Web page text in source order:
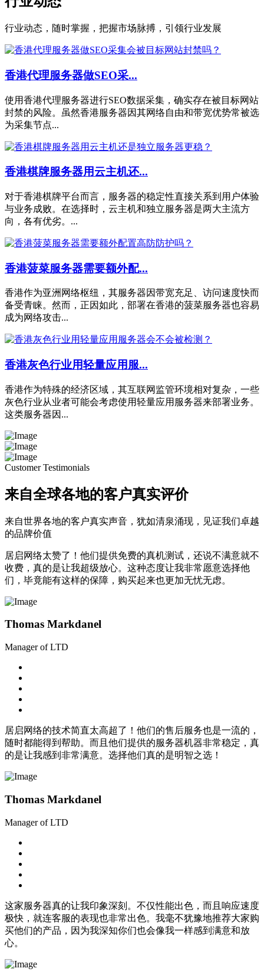
行业动态，随时掌握，把握市场脉搏，引领行业发展
香港代理服务器做SEO采...
使用香港代理服务器进行SEO数据采集，确实存在被目标网站
封禁的风险。虽然香港服务器因其网络自由和带宽优势常被选
为采集节点...
香港棋牌服务器用云主机还...
对于香港棋牌平台而言，服务器的稳定性直接关系到用户体验
与业务成败。在选择时，云主机和独立服务器是两大主流方
向，各有优劣。...
香港菠菜服务器需要额外配...
香港作为亚洲网络枢纽，其服务器因带宽充足、访问速度快而
备受青睐。然而，正因如此，部署在香港的菠菜服务器也容易
成为网络攻击...
香港灰色行业用轻量应用服...
香港作为特殊的经济区域，其互联网监管环境相对复杂，一些
灰色行业从业者可能会考虑使用轻量应用服务器来部署业务。
这类服务器因...
Customer Testimonials
来自全球各地的客户真实评价
来自世界各地的客户真实声音，犹如清泉涌现，见证我们卓越
的品牌价值
居启网络太赞了！他们提供免费的真机测试，还说不满意就不
收费，真的是让我超级放心。这种态度让我非常愿意选择他
们，毕竟能有这样的保障，购买起来也更加无忧无虑。
Thomas Markdanel
Manager of LTD
居启网络的技术简直太高超了！他们的售后服务也是一流的，
随时都能得到帮助。而且他们提供的服务器机器非常稳定，真
的是让我感到非常满意。选择他们真的是明智之选！
Thomas Markdanel
Manager of LTD
这家服务器真的让我印象深刻。不仅性能出色，而且响应速度
极快，就连客服的表现也非常出色。我毫不犹豫地推荐大家购
买他们的产品，因为我深知你们也会像我一样感到满意和放
心。